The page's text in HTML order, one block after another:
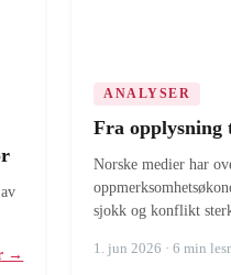
→
ANALYSER
Fra
Norske medier har
sjokk og konflikt
1. jun 2026 · 6 min